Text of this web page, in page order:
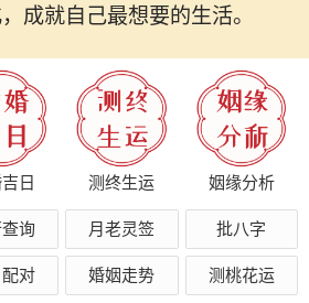
成就自己最想要的生活。
日 测终生运 姻缘分析
询 月老灵签 批八字
对 婚姻走势 测桃花运